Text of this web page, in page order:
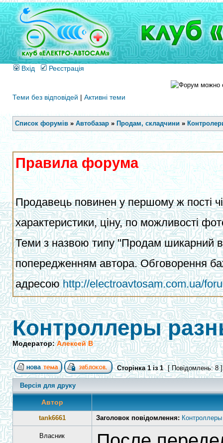
Вхід Реєстрація
Теми без відповідей | Активні теми
Список форумів » Автобазар » Продам, складчини »
Правила форума
Продавець повинен у першому ж пості
характеристики, ціну, по можливості
Теми з назвою типу "Продам шикарний
попередженням автора. Обговорення
адресоюhttp://electroavtosam.com.ua/
Контроллеры
Модератор:Алексей В
Сторінка1із1 [ Повідомлень: 8
Версія для друку
Автор
tank6661 Заголовок повідомлення:
Власник